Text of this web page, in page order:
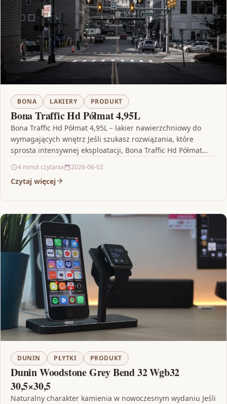
BONA LAKIERY PRODUKT
Bona Traffic Hd Półmat 4,95L
Bona Traffic Hd Półmat 4,95L – lakier nawierzchniowy do
wymagających wnętrz Jeśli szukasz rozwiązania, które
sprosta intensywnej eksploatacji, Bona Traffic Hd Półmat
4 minut czytania 2026-06-02
Czytaj więcej
DUNIN PŁYTKI PRODUKT
Dunin Woodstone Grey Bend 32 Wgb32
30,5×30,5
Naturalny charakter kamienia w nowoczesnym wydaniu Jeśli